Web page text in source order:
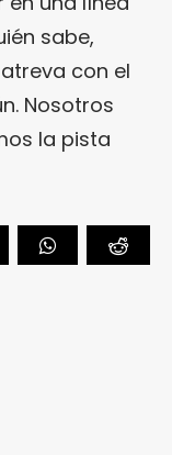
sabe,
con el
Nosotros
la pista